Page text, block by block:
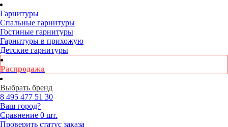
Гарнитуры
Спальные гарнитуры
Гостиные гарнитуры
Гарнитуры в прихожую
Детские гарнитуры
Распродажа
Выбрать бренд
8 495 477 51 30
Ваш город?
Сравнение 0 шт.
Проверить статус заказа